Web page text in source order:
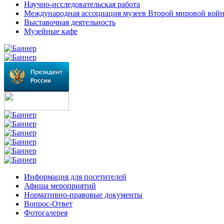
Научно-исследовательская работа
Международная ассоциация музеев Второй мировой
Выставочная деятельность
Музейные кафе
Информация для посетителей
Афиша мероприятий
Нормативно-правовые документы
Вопрос-Ответ
Фотогалерея